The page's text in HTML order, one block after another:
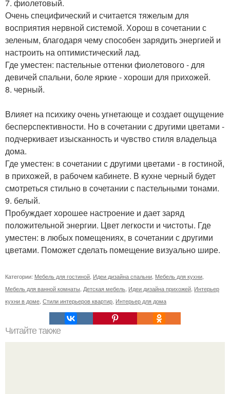
7. фиолетовый.
Очень специфический и считается тяжелым для
восприятия нервной системой. Хорош в сочетании с
зеленым, благодаря чему способен зарядить энергией и
настроить на оптимистический лад.
Где уместен: пастельные оттенки фиолетового - для
девичей спальни, боле яркие - хороши для прихожей.
8. черный.
Влияет на психику очень угнетающе и создает ощущение
бесперспективности. Но в сочетании с другими цветами -
подчеркивает изысканность и чувство стиля владельца
дома.
Где уместен: в сочетании с другими цветами - в гостиной,
в прихожей, в рабочем кабинете. В кухне черный будет
смотреться стильно в сочетании с пастельными тонами.
9. белый.
Пробуждает хорошее настроение и дает заряд
положительной энергии. Цвет легкости и чистоты. Где
уместен: в любых помещениях, в сочетании с другими
цветами. Поможет сделать помещение визуально шире.
Категории: Мебель для гостиной Идеи дизайна спальни Мебель для кухни
Мебель для ванной комнаты Детская мебель Идеи дизайна прихожей Интерьер
кухни в доме Стили интерьеров квартир Интерьер для дома
Читайте также